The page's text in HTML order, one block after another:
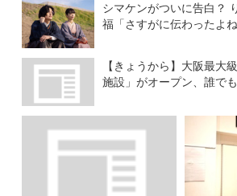
シマケンがついに告白？
福「さすがに伝わったよね
【きょうから】大阪最大
施設」がオープン、誰で